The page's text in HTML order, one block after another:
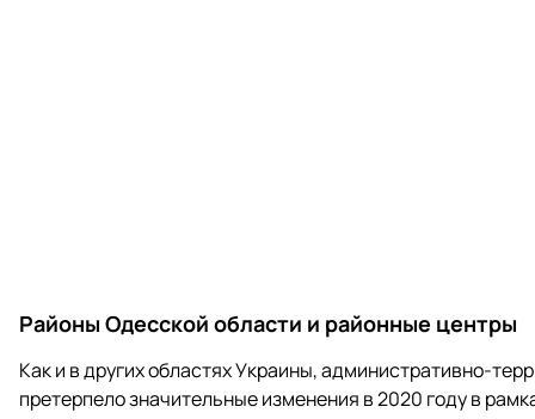
Районы Одесской области и районные центры
Как и в других областях Украины, административно-
претерпело значительные изменения в 2020 году в